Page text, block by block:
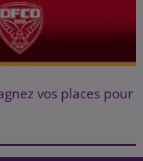
vos places pour